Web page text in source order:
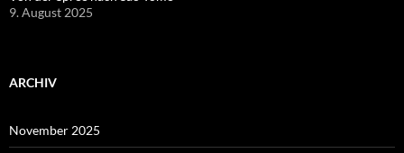
9. August 2025
ARCHIV
November 2025